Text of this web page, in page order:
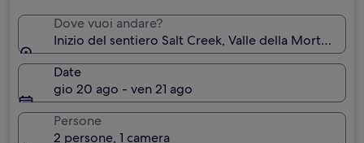
Dove vuoi andare?
Inizio del sentiero Salt Creek, Valle della Morte,
Date
gio 20 ago - ven 21 ago
Persone
2 persone, 1 camera